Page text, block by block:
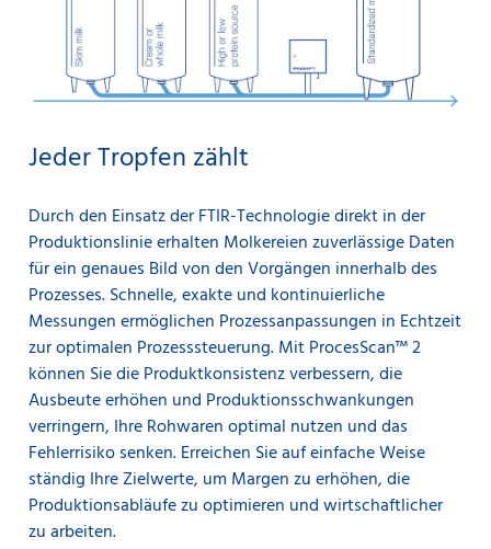
Jeder Tropfen zählt
Durch den Einsatz der FTIR-Technologie direkt in der
Produktionslinie erhalten Molkereien zuverlässige Daten
für ein genaues Bild von den Vorgängen innerhalb des
Prozesses. Schnelle, exakte und kontinuierliche
Messungen ermöglichen Prozessanpassungen in Echtzeit
zur optimalen Prozesssteuerung. Mit ProcesScan™ 2
können Sie die Produktkonsistenz verbessern, die
Ausbeute erhöhen und Produktionsschwankungen
verringern, Ihre Rohwaren optimal nutzen und das
Fehlerrisiko senken. Erreichen Sie auf einfache Weise
ständig Ihre Zielwerte, um Margen zu erhöhen, die
Produktionsabläufe zu optimieren und wirtschaftlicher
zu arbeiten.